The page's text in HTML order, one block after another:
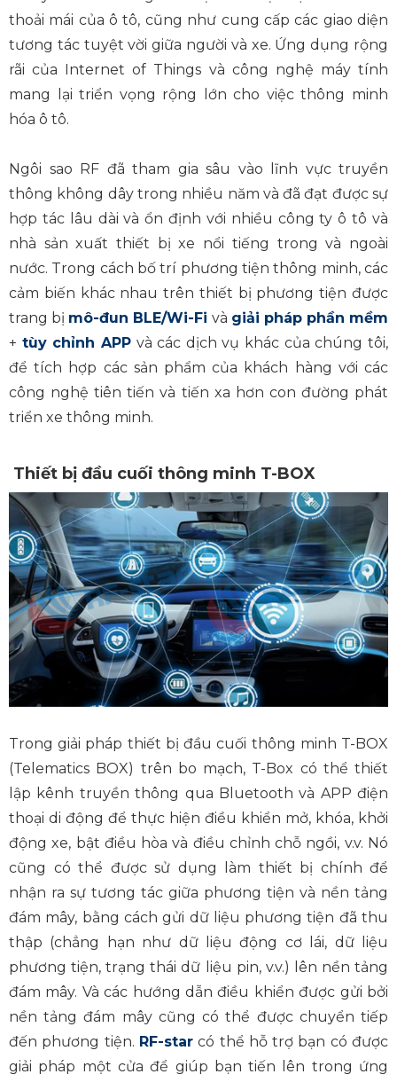
thoải mái của ô tô, cũng như cung cấp các giao diện
tương tác tuyệt vời giữa người và xe. Ứng dụng rộng
rãi của Internet of Things và công nghệ máy tính
mang lại triển vọng rộng lớn cho việc thông minh
hóa ô tô.
Ngôi sao RF đã tham gia sâu vào lĩnh vực truyền
thông không dây trong nhiều năm và đã đạt được sự
hợp tác lâu dài và ổn định với nhiều công ty ô tô và
nhà sản xuất thiết bị xe nổi tiếng trong và ngoài
nước. Trong cách bố trí phương tiện thông minh, các
cảm biến khác nhau trên thiết bị phương tiện được
trang bị mô-đun BLE/Wi-Fi và giải pháp phần mềm
+ tùy chỉnh APPvà các dịch vụ khác của chúng tôi,
để tích hợp các sản phẩm của khách hàng với các
công nghệ tiên tiến và tiến xa hơn con đường phát
triển xe thông minh.
Thiết bị đầu cuối thông minh T-BOX
Trong giải pháp thiết bị đầu cuối thông minh T-BOX
(Telematics BOX) trên bo mạch, T-Box có thể thiết
lập kênh truyền thông qua Bluetooth và APP điện
thoại di động để thực hiện điều khiển mở, khóa, khởi
động xe, bật điều hòa và điều chỉnh chỗ ngồi, v.v. Nó
cũng có thể được sử dụng làm thiết bị chính để
nhận ra sự tương tác giữa phương tiện và nền tảng
đám mây, bằng cách gửi dữ liệu phương tiện đã thu
thập (chẳng hạn như dữ liệu động cơ lái, dữ liệu
phương tiện, trạng thái dữ liệu pin, v.v.) lên nền tảng
đám mây. Và các hướng dẫn điều khiển được gửi bởi
nền tảng đám mây cũng có thể được chuyển tiếp
đến phương tiện. RF-starcó thể hỗ trợ bạn có được
giải pháp một cửa để giúp bạn tiến lên trong ứng